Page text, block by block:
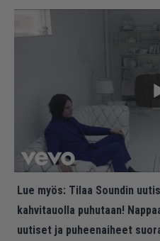
Lue myös: Tilaa Soundin
kahvitauolla puhutaan!
uutiset ja puheenaiheet